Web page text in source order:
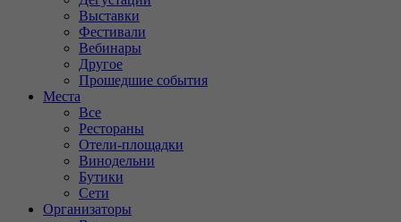
Выставки
Фестивали
Вебинары
Другое
Прошедшие события
Места
Все
Рестораны
Отели-площадки
Винодельни
Бутики
Сети
Организаторы